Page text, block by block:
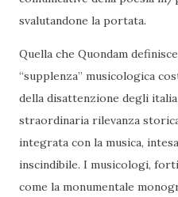
svalutandone la portata.
Quella che Quondam
“supplenza” musicologica
della disattenzione degli
straordinaria rilevanza
integrata con la musica,
inscindibile. I musicologi,
come la monumentale